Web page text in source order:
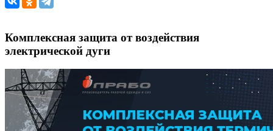
Комплексная защита от воздействия
электрической дуги